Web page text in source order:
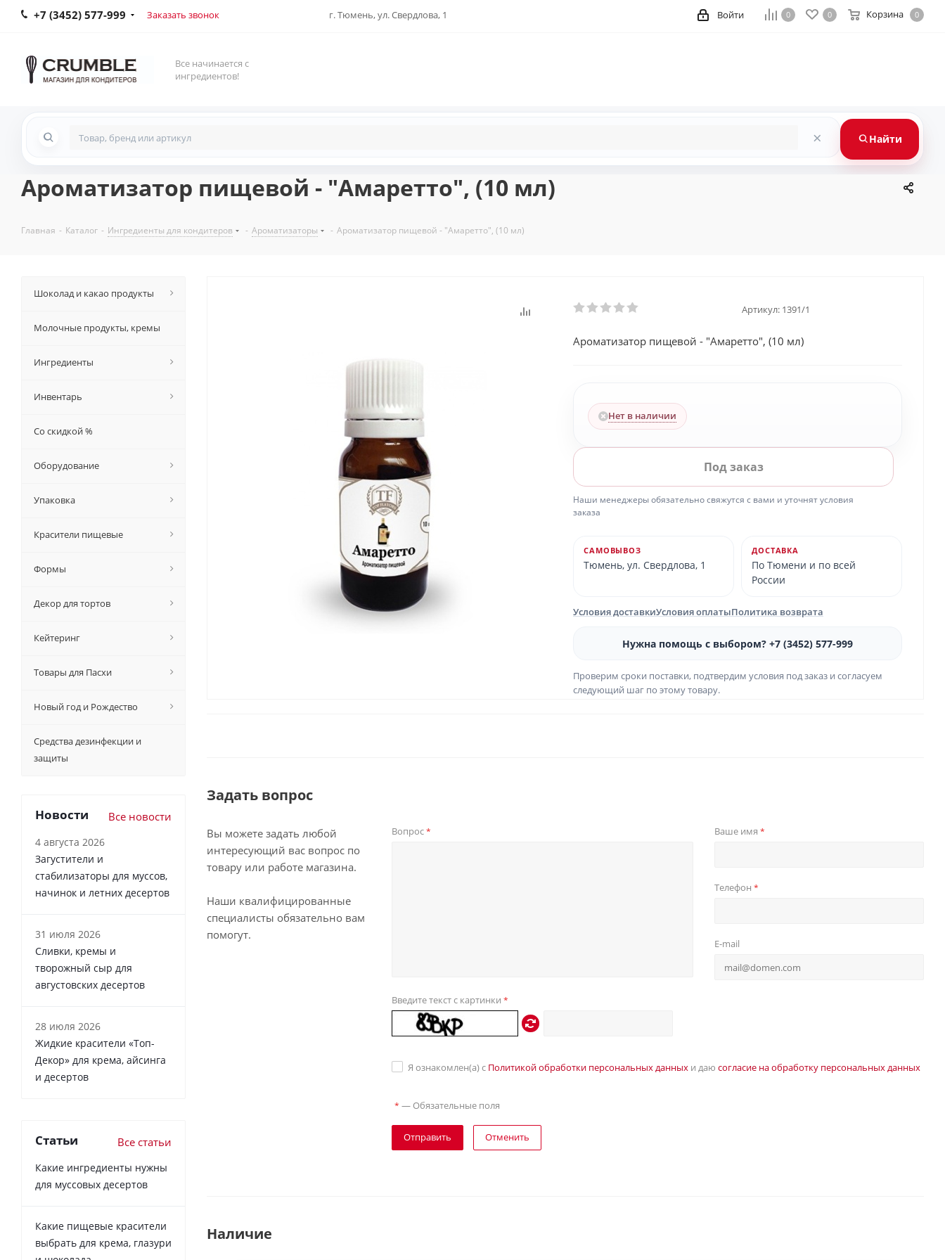
+7 (3452) 577-999 Заказать звонок г. Тюмень, ул. Свердлова, 1 0 0 Корзина 0
Войти
Все начинается с
ингредиентов!
× Найти
Ароматизатор пищевой - "Амаретто", (10 мл)
Главная - Каталог - Ингредиенты для кондитеров - Ароматизаторы - Ароматизатор пищевой - "Амаретто", (10 мл)
Артикул: 1391/1
Ароматизатор пищевой - "Амаретто", (10 мл)
Нет в наличии
Под заказ
Наши менеджеры обязательно свяжутся с вами и уточнят условия
заказа
САМОВЫВОЗ
Тюмень, ул. Свердлова, 1
ДОСТАВКА
По Тюмени и по всей
России
Условия доставкиУсловия оплатыПолитика возврата
Нужна помощь с выбором? +7 (3452) 577-999
Проверим сроки поставки, подтвердим условия под заказ и согласуем
следующий шаг по этому товару.
Задать вопрос
Вы можете задать любой
интересующий вас вопрос по
товару или работе магазина.
Наши квалифицированные
специалисты обязательно вам
помогут.
Вопрос* Ваше имя *
Телефон *
E-mail
Введите текст с картинки *
Я ознакомлен(а) с Политикой обработки персональных данныхи даю согласие на обработку персональных данных
* — Обязательные поля
Отправить Отменить
Наличие
Шоколад и какао продукты
Молочные продукты, кремы
Ингредиенты
Инвентарь
Со скидкой %
Оборудование
Упаковка
Красители пищевые
Формы
Декор для тортов
Кейтеринг
Товары для Пасхи
Новый год и Рождество
Средства дезинфекции и
защиты
Новости Все новости
4 августа 2026
Загустители и
стабилизаторы для муссов,
начинок и летних десертов
31 июля 2026
Сливки, кремы и
творожный сыр для
августовских десертов
28 июля 2026
Жидкие красители «Топ-
Декор» для крема, айсинга
и десертов
Статьи Все статьи
Какие ингредиенты нужны
для муссовых десертов
Какие пищевые красители
выбрать для крема, глазури